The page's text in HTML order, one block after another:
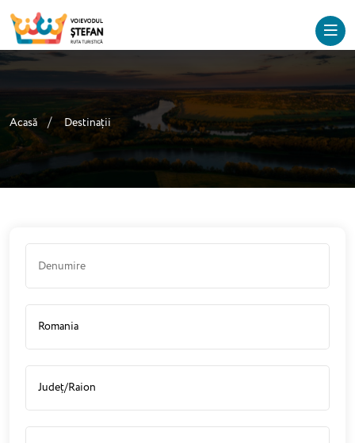
Acasă Destinații